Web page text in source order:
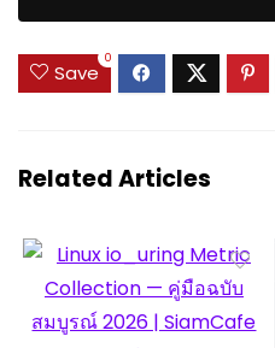
Save
0
Related Articles